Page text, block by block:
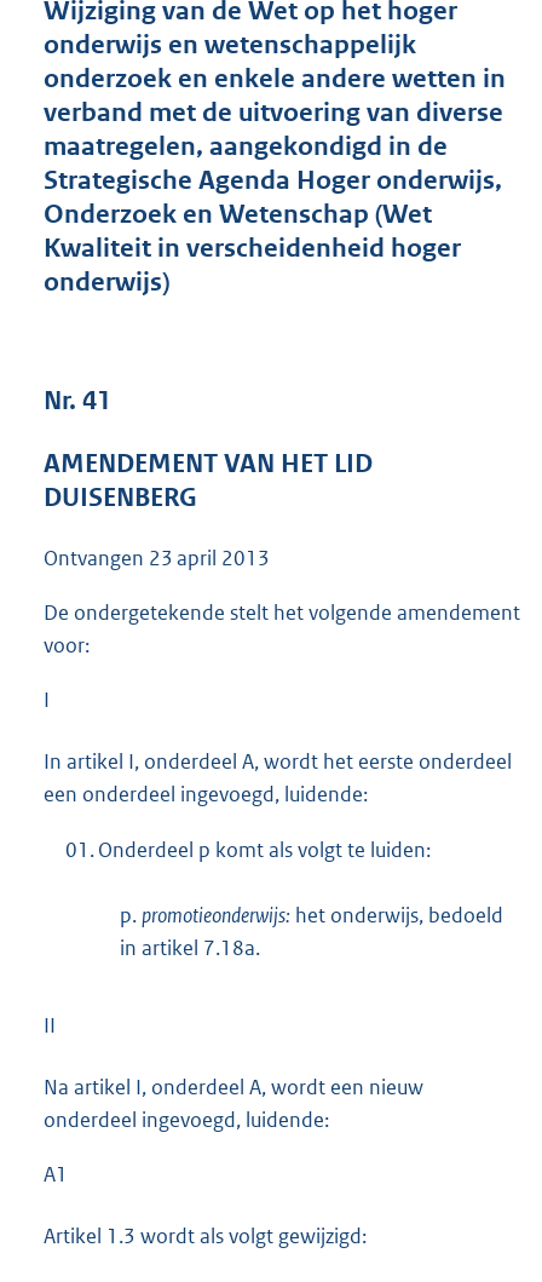
s
g
r
o
o
t
t
e
:
4
Wijziging van de Wet op het hoger
onderwijs en wetenschappelijk
onderzoek en enkele andere wetten in
verband met de uitvoering van diverse
maatregelen, aangekondigd in de
Strategische Agenda Hoger onderwijs,
Onderzoek en Wetenschap (Wet
Kwaliteit in verscheidenheid hoger
onderwijs)
Nr. 41
AMENDEMENT VAN HET LID
DUISENBERG
Ontvangen 23 april 2013
De ondergetekende stelt het volgende amendement
voor:
I
In artikel I, onderdeel A, wordt het eerste onderdeel
een onderdeel ingevoegd, luidende:
01.Onderdeel p komt als volgt te luiden:
p. promotieonderwijs: het onderwijs, bedoeld
in artikel 7.18a.
II
Na artikel I, onderdeel A, wordt een nieuw
onderdeel ingevoegd, luidende:
A1
Artikel 1.3 wordt als volgt gewijzigd: